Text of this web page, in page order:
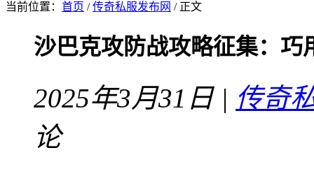
当前位置： 首页 /传奇私服发布网 / 正文
沙巴克攻防战攻略征集：巧
2025年3月31日 | 传奇
论